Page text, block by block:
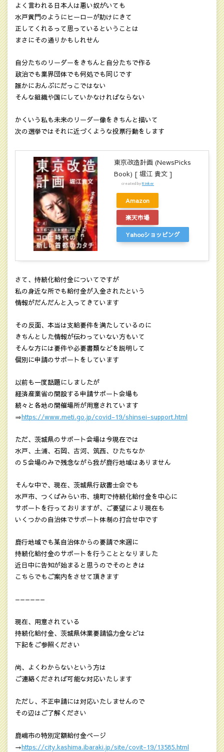
よく言われる日本人は悪い奴がいても
水戸黄門のようにヒーローが助けにきて
正してくれるって思っているということは
まさにその通りかもしれせん
自分たちのリーダーをきちんと自分たちで作る
政治でも業界団体でも何処でも同じです
誰かにおんぶにだっこではない
そんな組織や国にしていかなければならない
かくいう私も未来のリーダー像をきちんと描いて
次の選挙ではそれに近づくような投票行動をします
東京改造計画 (NewsPicks
Book) [ 堀江 貴文 ]
created byRinker
Amazon
楽天市場
Yahooショッピング
さて、持続化給付金についてですが
私の身近な所でも給付金が入金されたという
情報がだんだんと入ってきています
その反面、本当は支給要件を満たしているのに
きちんとした情報が伝わっていない方もいて
そんな方には要件や必要書類などを説明して
個別に申請のサポートをしています
以前も一度話題にしましたが
経済産業省の開設する申請サポート会場も
続々と各地の開催場所が用意されています
⇒https://www.meti.go.jp/covid-19/shinsei-support.html
ただ、茨城県のサポート会場は今現在では
水戸、土浦、石岡、古河、筑西、ひたちなか
の５会場のみで残念ながら我が鹿行地域はありません
そんな中で、現在、茨城県行政書士会でも
水戸市、つくばみらい市、境町で持続化給付金を中心に
サポートを行っておりますが、ご要望により現在も
いくつかの自治体でサポート体制の打合せ中です
鹿行地域でも某自治体からの要請で来週に
持続化給付金のサポートを行うこととなりました
近日中に告知が始まると思うのでそのときは
こちらでもご案内をさせて頂きます
——————
現在、用意されている
持続化給付金、茨城県休業要請協力金などは
下記をご参照ください
尚、よくわからないという方は
ご連絡くだされば可能な対応いたします
ただし、不正申請には対応いたしませんので
その辺はご了解ください
鹿嶋市の特別定額給付金ページ
→https://city.kashima.ibaraki.jp/site/covit-19/13585.html